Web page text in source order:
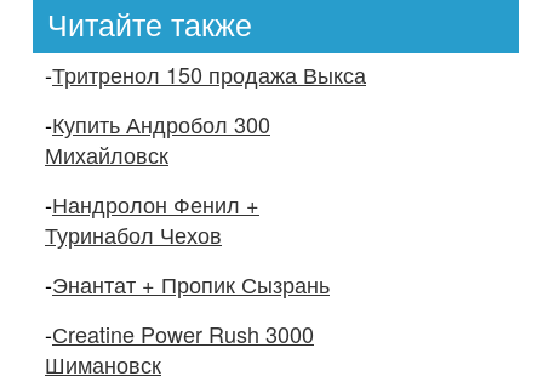
Читайте также
-Тритренол 150 продажа Выкса
-Купить Андробол 300
Михайловск
-Нандролон Фенил +
Туринабол Чехов
-Энантат + Пропик Сызрань
-Сreatine Power Rush 3000
Шимановск